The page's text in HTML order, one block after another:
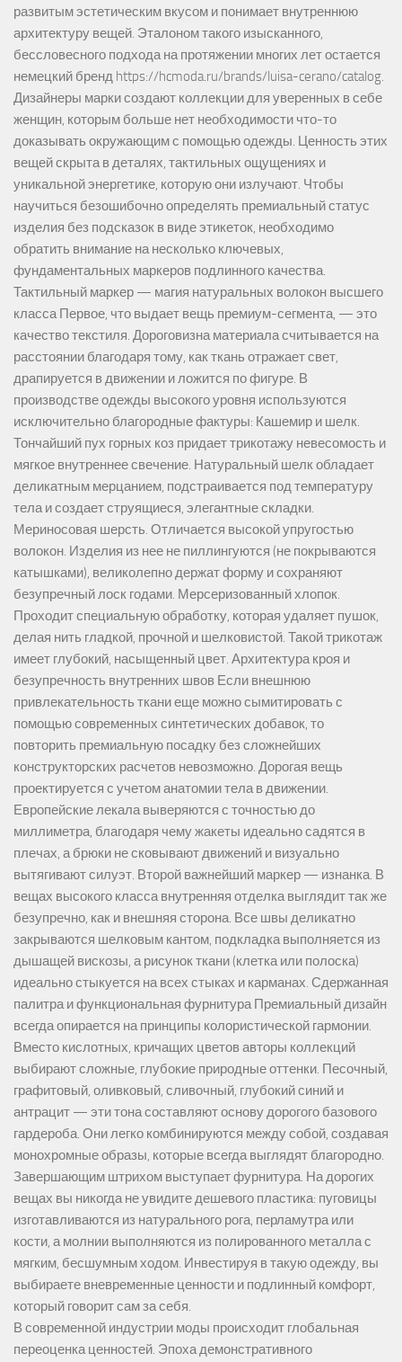
развитым эстетическим вкусом и понимает внутреннюю
архитектуру вещей. Эталоном такого изысканного,
бессловесного подхода на протяжении многих лет остается
немецкий бренд https://hcmoda.ru/brands/luisa-cerano/catalog.
Дизайнеры марки создают коллекции для уверенных в себе
женщин, которым больше нет необходимости что-то
доказывать окружающим с помощью одежды. Ценность этих
вещей скрыта в деталях, тактильных ощущениях и
уникальной энергетике, которую они излучают. Чтобы
научиться безошибочно определять премиальный статус
изделия без подсказок в виде этикеток, необходимо
обратить внимание на несколько ключевых,
фундаментальных маркеров подлинного качества.
Тактильный маркер — магия натуральных волокон высшего
класса Первое, что выдает вещь премиум-сегмента, — это
качество текстиля. Дороговизна материала считывается на
расстоянии благодаря тому, как ткань отражает свет,
драпируется в движении и ложится по фигуре. В
производстве одежды высокого уровня используются
исключительно благородные фактуры: Кашемир и шелк.
Тончайший пух горных коз придает трикотажу невесомость и
мягкое внутреннее свечение. Натуральный шелк обладает
деликатным мерцанием, подстраивается под температуру
тела и создает струящиеся, элегантные складки.
Мериносовая шерсть. Отличается высокой упругостью
волокон. Изделия из нее не пиллингуются (не покрываются
катышками), великолепно держат форму и сохраняют
безупречный лоск годами. Мерсеризованный хлопок.
Проходит специальную обработку, которая удаляет пушок,
делая нить гладкой, прочной и шелковистой. Такой трикотаж
имеет глубокий, насыщенный цвет. Архитектура кроя и
безупречность внутренних швов Если внешнюю
привлекательность ткани еще можно сымитировать с
помощью современных синтетических добавок, то
повторить премиальную посадку без сложнейших
конструкторских расчетов невозможно. Дорогая вещь
проектируется с учетом анатомии тела в движении.
Европейские лекала выверяются с точностью до
миллиметра, благодаря чему жакеты идеально садятся в
плечах, а брюки не сковывают движений и визуально
вытягивают силуэт. Второй важнейший маркер — изнанка. В
вещах высокого класса внутренняя отделка выглядит так же
безупречно, как и внешняя сторона. Все швы деликатно
закрываются шелковым кантом, подкладка выполняется из
дышащей вискозы, а рисунок ткани (клетка или полоска)
идеально стыкуется на всех стыках и карманах. Сдержанная
палитра и функциональная фурнитура Премиальный дизайн
всегда опирается на принципы колористической гармонии.
Вместо кислотных, кричащих цветов авторы коллекций
выбирают сложные, глубокие природные оттенки. Песочный,
графитовый, оливковый, сливочный, глубокий синий и
антрацит — эти тона составляют основу дорогого базового
гардероба. Они легко комбинируются между собой, создавая
монохромные образы, которые всегда выглядят благородно.
Завершающим штрихом выступает фурнитура. На дорогих
вещах вы никогда не увидите дешевого пластика: пуговицы
изготавливаются из натурального рога, перламутра или
кости, а молнии выполняются из полированного металла с
мягким, бесшумным ходом. Инвестируя в такую одежду, вы
выбираете вневременные ценности и подлинный комфорт,
который говорит сам за себя.
В современной индустрии моды происходит глобальная
переоценка ценностей. Эпоха демонстративного